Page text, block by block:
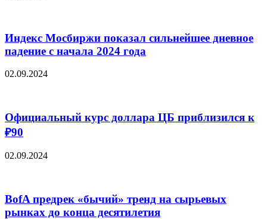
Индекс Мосбиржи показал сильнейшее дневное
падение с начала 2024 года
02.09.2024
Официальный курс доллара ЦБ приблизился к
₽90
02.09.2024
BofA предрек «бычий» тренд на сырьевых
рынках до конца десятилетия